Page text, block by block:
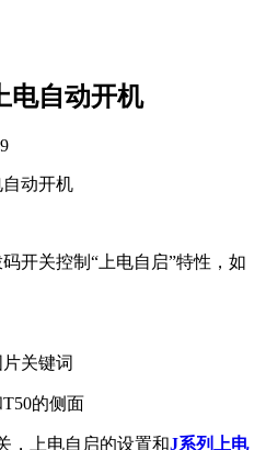
电自动开机
自动开机
开关控制“上电自启”特性，如
的侧面
，上电自启的设置和J系列上电